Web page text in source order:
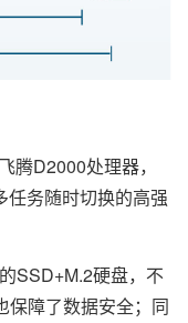
腾D2000处理器，
任务随时切换的高强
SSD+M.2硬盘，不
保障了数据安全；同